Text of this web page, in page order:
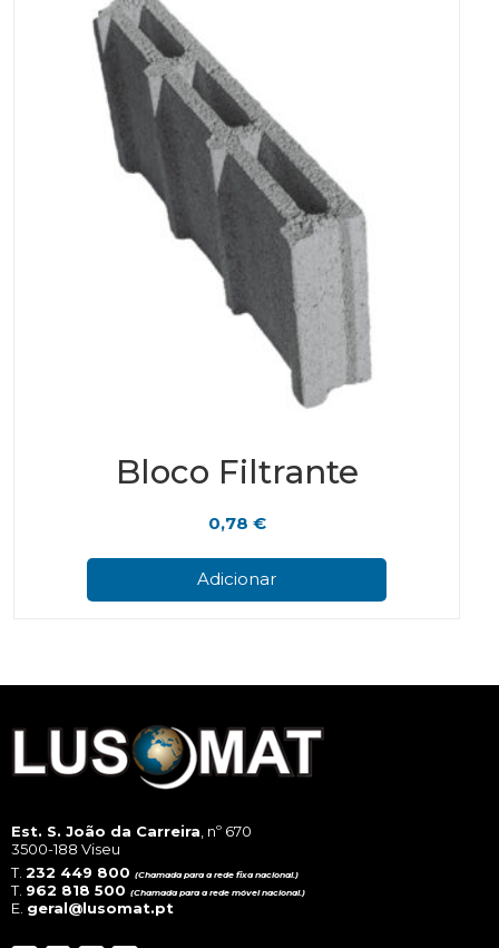
Bloco Filtrante
0,78 €
Adicionar
Est. S. João da Carreira, nº 670
3500-188 Viseu
T. 232 449 800 (Chamada para a rede fixa nacional.)
T. 962 818 500 (Chamada para a rede móvel nacional.)
E. geral@lusomat.pt